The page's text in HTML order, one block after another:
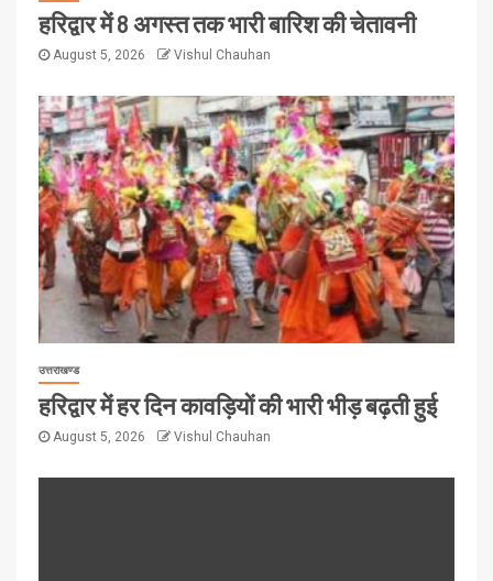
हरिद्वार में 8 अगस्त तक भारी बारिश की चेतावनी
August 5, 2026 Vishul Chauhan
उत्तराखण्ड
हरिद्वार में हर दिन कावड़ियों की भारी भीड़ बढ़ती हुई
August 5, 2026 Vishul Chauhan